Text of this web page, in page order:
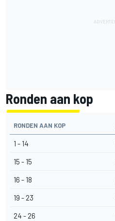
Ronden aan kop
RONDEN AAN KOP
1 - 14
15 - 15
16 - 18
19 - 23
24 - 26